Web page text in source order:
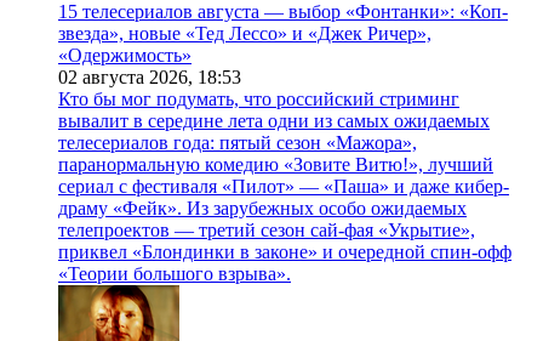
15 телесериалов августа — выбор «Фонтанки»: «Коп-
звезда», новые «Тед Лессо» и «Джек Ричер»,
«Одержимость»
02 августа 2026, 18:53
Кто бы мог подумать, что российский стриминг
вывалит в середине лета одни из самых ожидаемых
телесериалов года: пятый сезон «Мажора»,
паранормальную комедию «Зовите Витю!», лучший
сериал с фестиваля «Пилот» — «Паша» и даже кибер-
драму «Фейк». Из зарубежных особо ожидаемых
телепроектов — третий сезон сай-фая «Укрытие»,
приквел «Блондинки в законе» и очередной спин-офф
«Теории большого взрыва».